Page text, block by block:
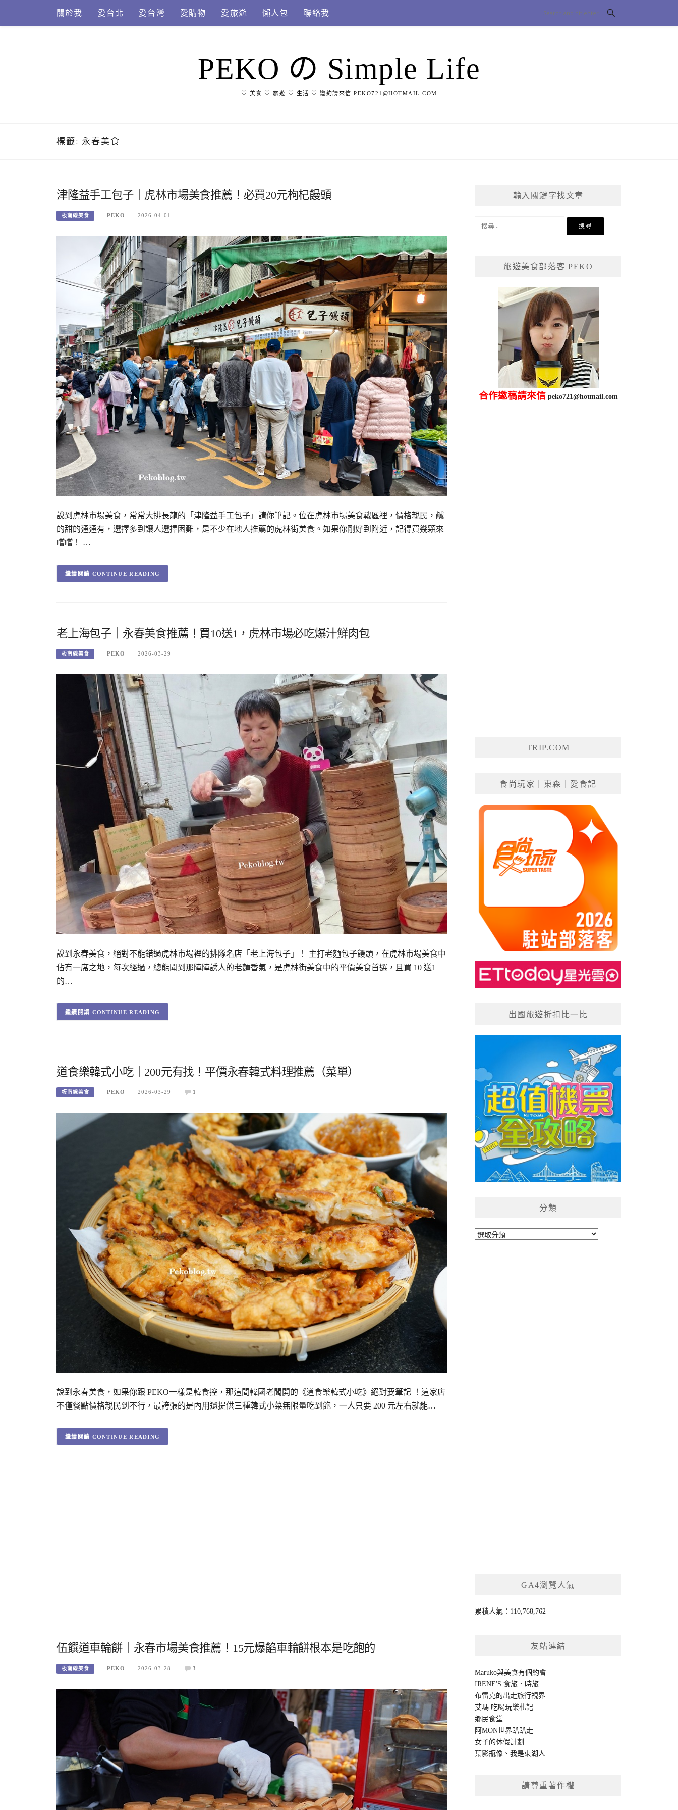
content
關於我 愛台北 愛台灣 愛購物 愛旅遊 懶人包 聯絡我
PEKO の Simple Life
♡ 美食 ♡ 旅遊 ♡ 生活 ♡ 邀約請來信 PEKO721@HOTMAIL.COM
標籤: 永春美食
津隆益手工包子｜虎林市場美食推薦！必買20元枸杞饅頭
板南線美食 PEKO 2026-04-01
說到虎林市場美食，常常大排長龍的「津隆益手工包子」請你筆記。位在虎林市場美食戰區裡，價格親民，鹹
的甜的通通有，選擇多到讓人選擇困難，是不少在地人推薦的虎林街美食。如果你剛好到附近，記得買幾顆來
嚐嚐！ …
CONTINUE READING
老上海包子｜永春美食推薦！買10送1，虎林市場必吃爆汁鮮肉包
板南線美食 PEKO 2026-03-29
說到永春美食，絕對不能錯過虎林市場裡的排隊名店「老上海包子」！ 主打老麵包子饅頭，在虎林市場美食中
佔有一席之地，每次經過，總能聞到那陣陣誘人的老麵香氣，是虎林街美食中的平價美食首選，且買 10 送1
的…
CONTINUE READING
道食樂韓式小吃｜200元有找！平價永春韓式料理推薦（菜單）
板南線美食 PEKO 2026-03-29 1
說到永春美食，如果你跟 PEKO一樣是韓食控，那這間韓國老闆開的《道食樂韓式小吃》絕對要筆記 ！這家店
不僅餐點價格親民到不行，最誇張的是內用還提供三種韓式小菜無限量吃到飽，一人只要 200 元左右就能…
CONTINUE READING
伍饌道車輪餅｜永春市場美食推薦！15元爆餡車輪餅根本是吃飽的
板南線美食 PEKO 2026-03-28 3
輸入關鍵字找文章
旅遊美食部落客 PEKO
合作邀稿請來信 peko721@hotmail.com
TRIP.COM
食尚玩家｜東森｜愛食記
出國旅遊折扣比一比
分類
分
GA4瀏覽人氣
累積人氣：110,768,762
友站連結
Maruko與美食有個約會
IRENE'S 食旅．時旅
布雷克的出走旅行視界
艾瑪 吃喝玩樂札記
鄉民食堂
阿MON世界趴趴走
女子的休假計劃
葉影瓶像 、我是東湖人
請尊重著作權